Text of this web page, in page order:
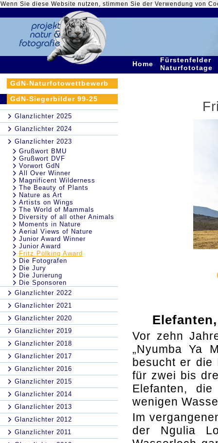
Wenn Sie diese Website nutzen, stimmen Sie der Verwendung von
Home
Fürstenfelder
Naturfototage
GdN-Naturfotowettbewerb
GdN-Siegerbilder 99-25
Glanzlichter 2025
Glanzlichter 2024
Glanzlichter 2023
Grußwort BMU
Grußwort DVF
Vorwort GdN
All Over Winner
Magnificent Wilderness
The Beauty of Plants
Nature as Art
Artists on Wings
The World of Mammals
Diversity of all other Animals
Moments in Nature
Aerial Views of Nature
Junior Award Winner
Junior Award
Fritz Pölking Award
Die Fotografen
Die Jury
Die Jurierung
Die Sponsoren
Glanzlichter 2022
Glanzlichter 2021
Glanzlichter 2020
Glanzlichter 2019
Glanzlichter 2018
Glanzlichter 2017
Glanzlichter 2016
Glanzlichter 2015
Glanzlichter 2014
Glanzlichter 2013
Glanzlichter 2012
Glanzlichter 2011
Vor zehn
„Nyumba Ya
besucht er die
für zwei bis
Elefanten,
wenigen
Im
der Ngulia